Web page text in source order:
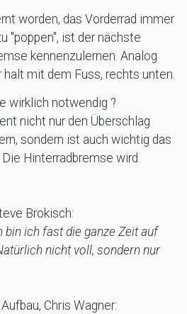
worden, das Vorderrad immer
"poppen", ist der nächste
kennenzulernen. Analog
halt mit dem Fuss, rechts unten.
wirklich notwendig ?
nicht nur den Überschlag
sondern ist auch wichtig das
Hinterradbremse wird
Brokisch:
bin ich fast die ganze Zeit auf
nicht voll, sondern nur
Chris Wagner: